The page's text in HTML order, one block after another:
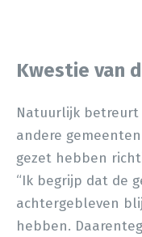
Kwestie van
Natuurlijk
andere
gezet hebben
“Ik begrijp dat de
achtergebleven
hebben.